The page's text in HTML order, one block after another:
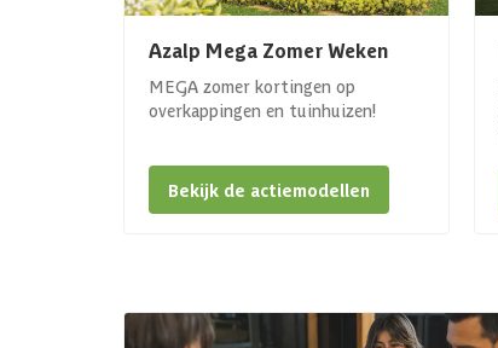
Azalp Mega Zomer Weken
MEGA zomer kortingen op
overkappingen en tuinhuizen!
Bekijk de actiemodellen